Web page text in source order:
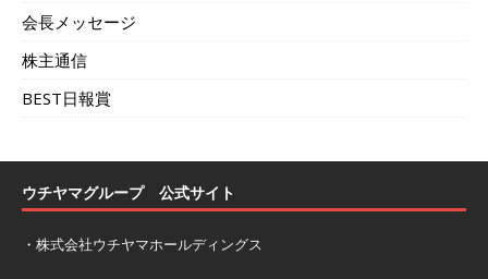
会長メッセージ
株主通信
BEST日報賞
ウチヤマグループ 公式サイト
・ 株式会社ウチヤマホールディングス